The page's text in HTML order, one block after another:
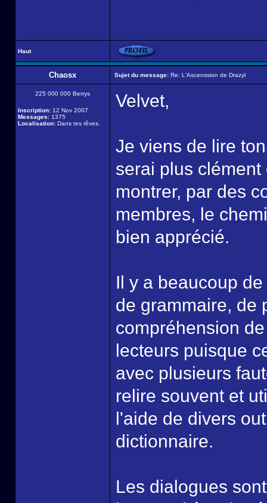
Haut
Chaosx Sujet du message: Re: L'Ascenssion de Drazyl
225 000 000 Berrys
Inscription: 12 Nov 2007
Messages: 1375
Localisation: Dans tes rêves.
Velvet,
Je viens de lire
serai plus
montrer, par des
membres, le
bien apprécié.
Il y a beaucoup
de grammaire, de
compréhension
lecteurs puisque
avec plusieurs
relire souvent et
l'aide de divers
dictionnaire.
Les dialogues